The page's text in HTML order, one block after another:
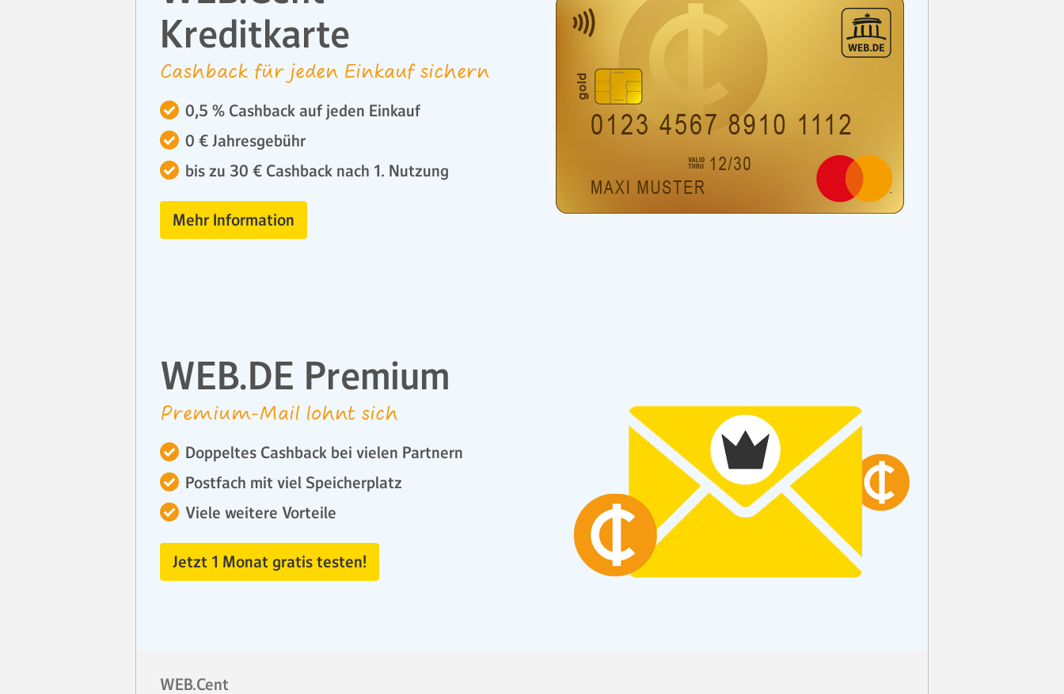
Kreditkarte
Cashback für jeden Einkauf sichern
0,5 % Cashback auf jeden Einkauf
0 € Jahresgebühr
bis zu 30 € Cashback nach 1. Nutzung
Mehr Information
WEB.DE Premium
Premium-Mail lohnt sich
Doppeltes Cashback bei vielen Partnern
Postfach mit viel Speicherplatz
Viele weitere Vorteile
Jetzt 1 Monat gratis testen!
WEB.Cent